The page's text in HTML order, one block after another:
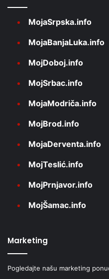
MojaSrpska.info
MojaBanjaLuka.info
MojDoboj.info
MojSrbac.info
MojaModriča.info
MojBrod.info
MojaDerventa.info
MojTeslić.info
MojPrnjavor.info
MojŠamac.info
Marketing
Pogledajte našu marketing